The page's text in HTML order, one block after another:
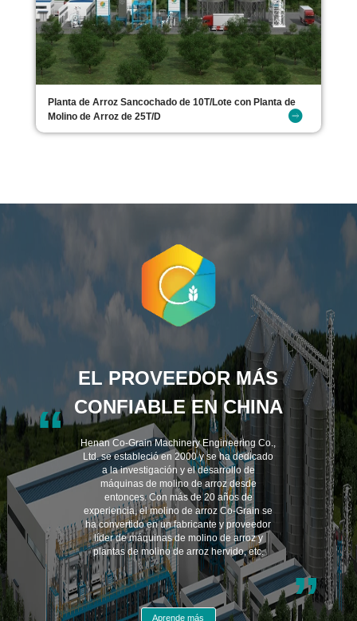
Planta de Arroz Sancochado de 10T/Lote con Planta de
Molino de Arroz de 25T/D
EL PROVEEDOR MÁS
CONFIABLE EN CHINA
“
Henan Co-Grain Machinery Engineering Co.,
Ltd. se estableció en 2000 y se ha dedicado
a la investigación y el desarrollo de
máquinas de molino de arroz desde
entonces. Con más de 20 años de
experiencia, el molino de arroz Co-Grain se
ha convertido en un fabricante y proveedor
líder de máquinas de molino de arroz y
plantas de molino de arroz hervido, etc.
”
Aprende más